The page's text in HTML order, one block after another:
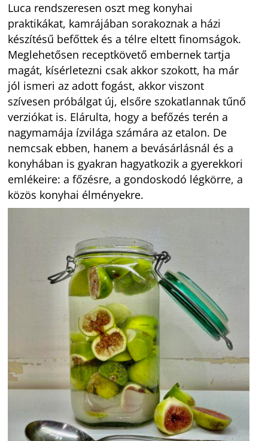
Luca rendszeresen oszt meg konyhai
praktikákat, kamrájában sorakoznak a házi
készítésű befőttek és a télre eltett finomságok.
Meglehetősen receptkövető embernek tartja
magát, kísérletezni csak akkor szokott, ha már
jól ismeri az adott fogást, akkor viszont
szívesen próbálgat új, elsőre szokatlannak tűnő
verziókat is. Elárulta, hogy a befőzés terén a
nagymamája ízvilága számára az etalon. De
nemcsak ebben, hanem a bevásárlásnál és a
konyhában is gyakran hagyatkozik a gyerekkori
emlékeire: a főzésre, a gondoskodó légkörre, a
közös konyhai élményekre.